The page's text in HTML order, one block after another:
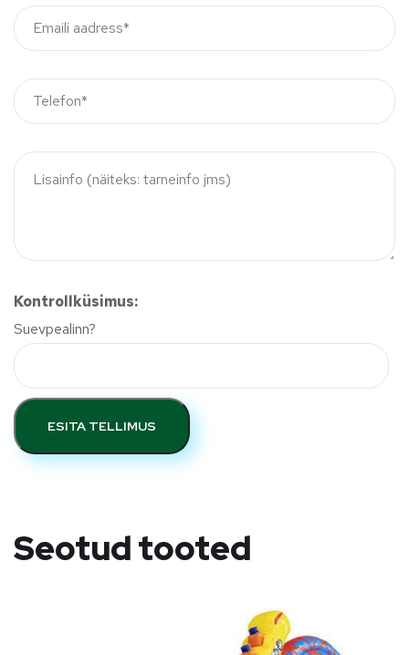
Kontrollküsimus:
Suevpealinn?
ESITA TELLIMUS
Seotud tooted